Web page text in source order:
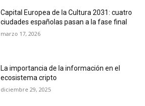
Capital Europea de la Cultura 2031: cuatro
ciudades españolas pasan a la fase final
marzo 17, 2026
La importancia de la información en el
ecosistema cripto
diciembre 29, 2025